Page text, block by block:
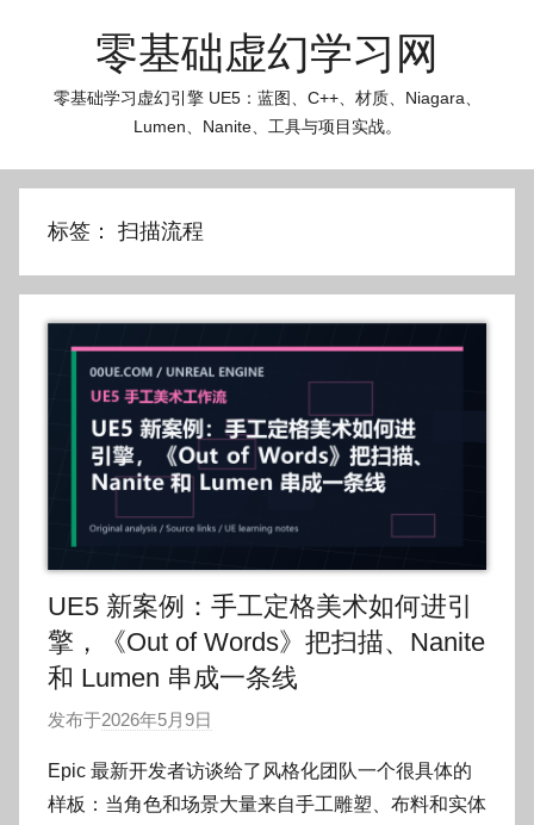
零基础虚幻学习网
零基础学习虚幻引擎 UE5：蓝图、C++、材质、Niagara、
Lumen、Nanite、工具与项目实战。
标签： 扫描流程
UE5 新案例：手工定格美术如何进引
擎，《Out of Words》把扫描、Nanite
和 Lumen 串成一条线
发布于2026年5月9日
:
O
Epic 最新开发者访谈给了风格化团队一个很具体的
样板：当角色和场景大量来自手工雕塑、布料和实体